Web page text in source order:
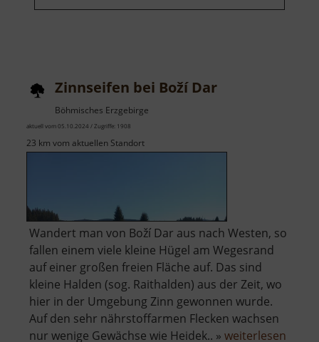
Zinnseifen bei Boží Dar
Böhmisches Erzgebirge
aktuell vom 05.10.2024 / Zugriffe: 1908
23 km vom aktuellen Standort
Wandert man von Boží Dar aus nach Westen, so
fallen einem viele kleine Hügel am Wegesrand
auf einer großen freien Fläche auf. Das sind
kleine Halden (sog. Raithalden) aus der Zeit, wo
hier in der Umgebung Zinn gewonnen wurde.
Auf den sehr nährstoffarmen Flecken wachsen
nur wenige Gewächse wie Heidek.. » weiterlesen